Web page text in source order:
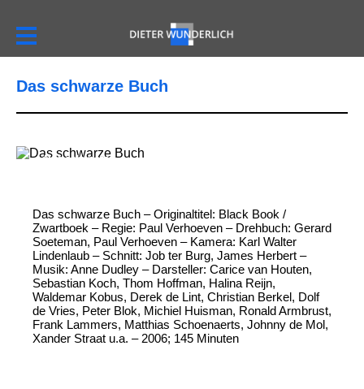
Das schwarze Buch
Das schwarze
Das schwarze Buch – Originaltitel: Black Book /
Zwartboek – Regie: Paul Verhoeven – Drehbuch: Gerard
Soeteman, Paul Verhoeven – Kamera: Karl Walter
Lindenlaub – Schnitt: Job ter Burg, James Herbert –
Musik: Anne Dudley – Darsteller: Carice van Houten,
Sebastian Koch, Thom Hoffman, Halina Reijn,
Waldemar Kobus, Derek de Lint, Christian Berkel, Dolf
de Vries, Peter Blok, Michiel Huisman, Ronald Armbrust,
Frank Lammers, Matthias Schoenaerts, Johnny de Mol,
Xander Straat u.a. – 2006; 145 Minuten